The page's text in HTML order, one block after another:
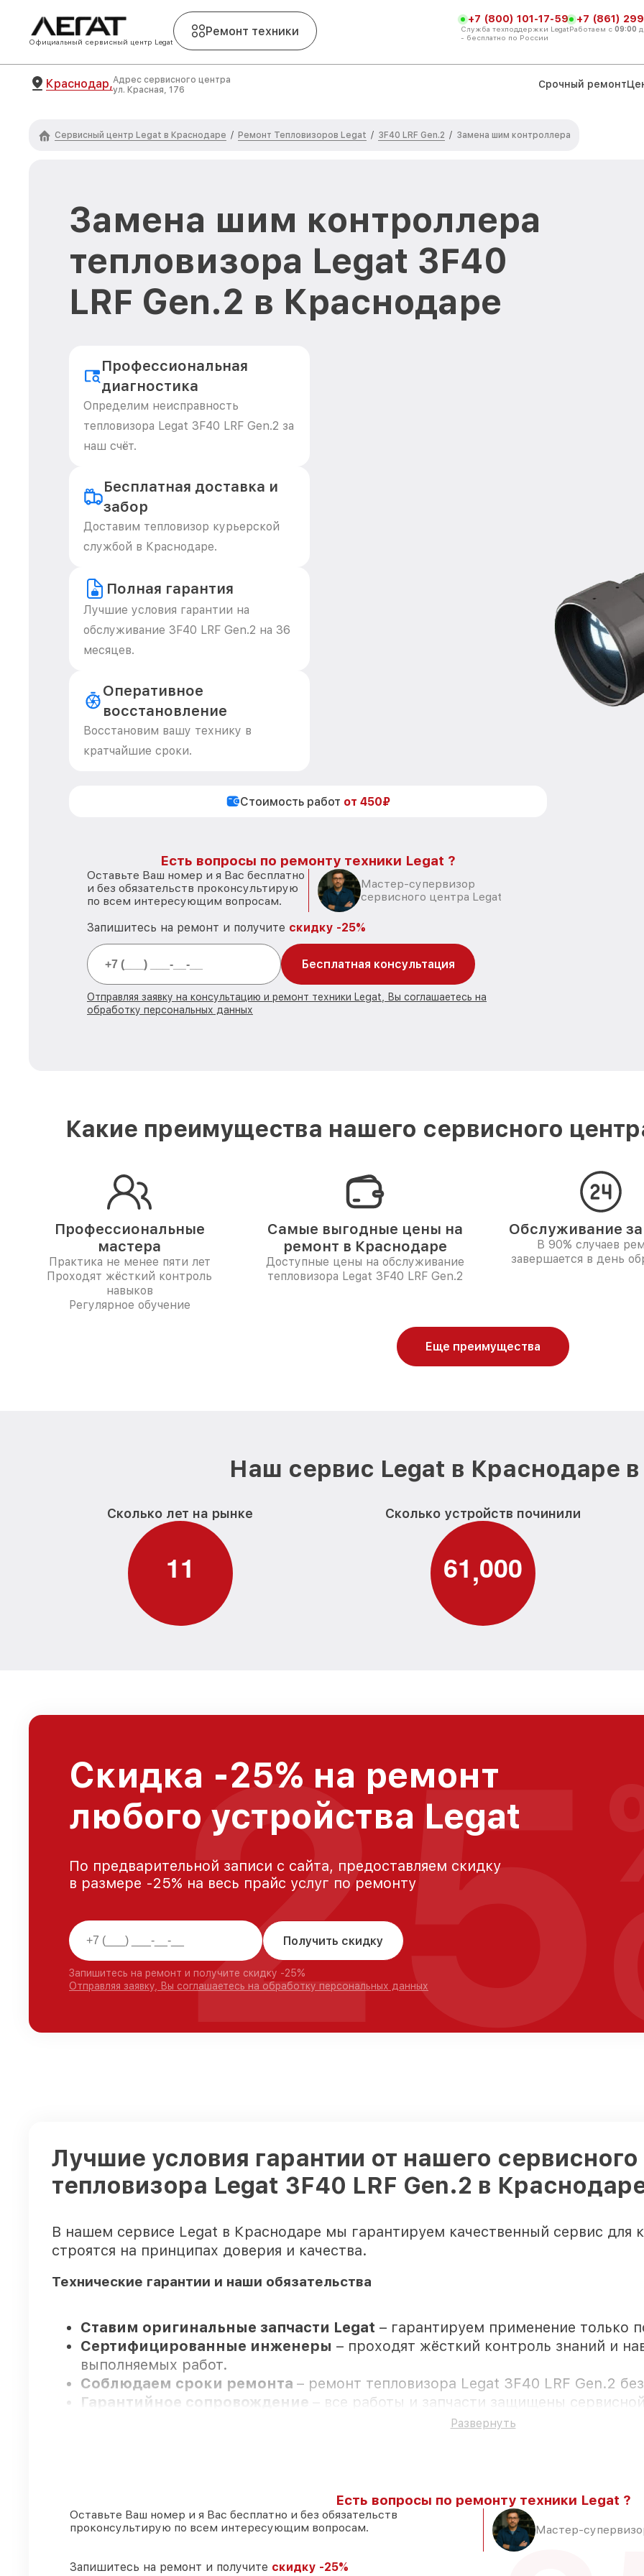
Официальный сервисный центр Legat
Ремонт техники
+7 (800) 101-17-59
Служба техподдержки Legat
- бесплатно по России
+7 (861)
Работаем с 09:00
Краснодар,Адрес сервисного центра
ул. Красная, 176
Срочный ремонт
Сервисный центр Legat в Краснодаре / Ремонт Тепловизоров Legat / 3F40 LRF Gen.2 / Замена шим контроллера
Замена шим контроллера
тепловизора Legat 3F40
LRF Gen.2 в Краснодаре
Профессиональная
диагностика
Определим неисправность
тепловизора Legat 3F40 LRF Gen.2 за
наш счёт.
Бесплатная доставка и
забор
Доставим тепловизор курьерской
службой в Краснодаре.
Полная гарантия
Лучшие условия гарантии на
обслуживание 3F40 LRF Gen.2 на 36
месяцев.
Оперативное
восстановление
Восстановим вашу технику в
кратчайшие сроки.
Стоимость работ от 450₽
Есть вопросы по ремонту техники Legat ?
Оставьте Ваш номер и я Вас бесплатно
и без обязательств проконсультирую
по всем интересующим вопросам.
Мастер-супервизор
сервисного центра Legat
Запишитесь на ремонт и получите скидку -25%
Бесплатная консультация
Отправляя заявку на консультацию и ремонт техники Legat, Вы соглашаетесь на
обработку персональных данных
Какие преимущества нашего сервисного
Профессиональные
мастера
Практика не менее пяти лет
Проходят жёсткий контроль
навыков
Регулярное обучение
Самые выгодные цены на
ремонт в Краснодаре
Доступные цены на обслуживание
тепловизора Legat 3F40 LRF Gen.2
Обслуживание за
В 90% случаев
завершается в день
Еще преимущества
Наш сервис Legat в Краснодаре
Сколько лет на рынке
11
Сколько устройств починили
61,000
Скидка -25% на ремонт
любого устройства Legat
По предварительной записи с сайта, предоставляем скидку
в размере -25% на весь прайс услуг по ремонту
Получить скидку
Запишитесь на ремонт и получите скидку -25%
Отправляя заявку, Вы соглашаетесь на обработку персональных данных
25
Лучшие условия гарантии от нашего
тепловизора Legat 3F40 LRF Gen.2 в
В нашем сервисе Legat в Краснодаре мы гарантируем качественный сервис для
строятся на принципах доверия и качества.
Технические гарантии и наши обязательства
Ставим оригинальные запчасти Legat – гарантируем применение только
Сертифицированные инженеры – проходят жёсткий контроль знаний и
выполняемых работ.
Соблюдаем сроки ремонта – ремонт тепловизора Legat 3F40 LRF Gen.2
Гарантийное сопровождение
– все работы и запчасти защищены
ремонтов закрываем в вашем присутствии
90%запчастей Legat имеются на складе в Краснодаре, остальные
Оригинальные комплектующие Legat и качественные аналоги– под
ремонтов исполняются за 1–2 часа, при незамедлительном начале работ
Развернуть
Есть вопросы по ремонту техники Legat ?
Оставьте Ваш номер и я Вас бесплатно и без обязательств
проконсультирую по всем интересующим вопросам.
Мастер-
Запишитесь на ремонт и получите скидку -25%